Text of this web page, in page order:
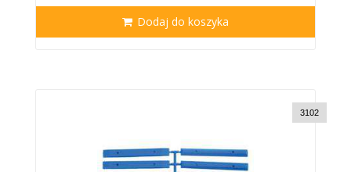
Dodaj do koszyka
3102